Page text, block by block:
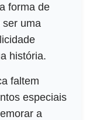
forma de
uma
história.
faltem
especiais
a